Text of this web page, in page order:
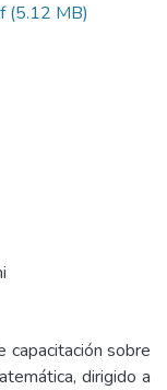
(5.12 MB)
capacitación sobre
dirigido a